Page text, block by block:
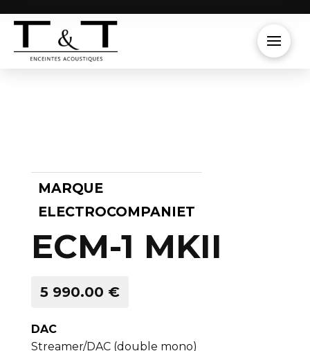
MARQUE
ELECTROCOMPANIET
ECM-1 MKII
5 990.00 €
DAC
Streamer/DAC (double mono)